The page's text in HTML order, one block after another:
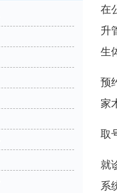
在
升
生
预
家
取
就
系